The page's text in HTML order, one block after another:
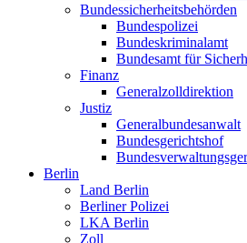
Bundessicherheitsbehörden
Bundespolizei
Bundeskriminalamt
Bundesamt für
Finanz
Generalzolldirektion
Justiz
Generalbundesanwalt
Bundesgerichtshof
Berlin
Land Berlin
Berliner Polizei
LKA Berlin
Zoll